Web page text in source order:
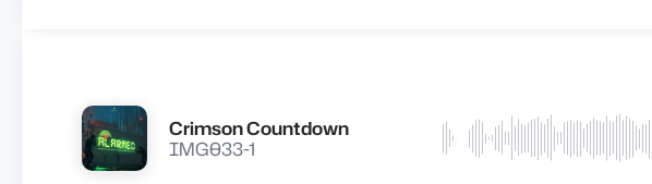
Lire
Crimson Countdown
IMG033-1